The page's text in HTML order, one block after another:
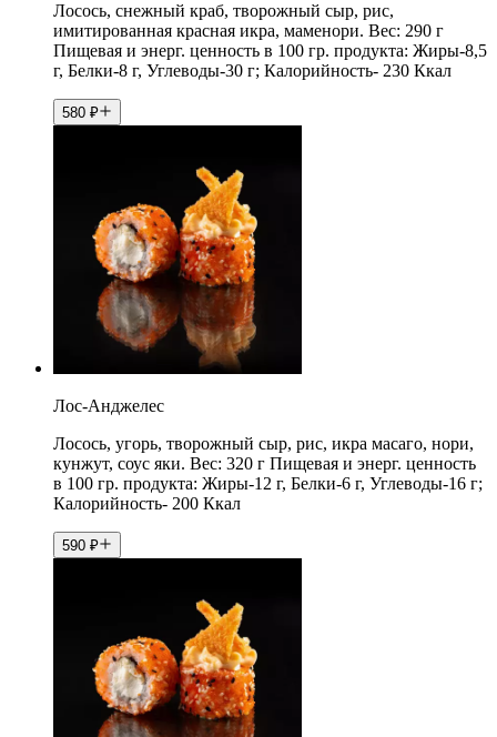
Лосось, снежный краб, творожный сыр, рис,
имитированная красная икра, маменори. Вес: 290 г
Пищевая и энерг. ценность в 100 гр. продукта: Жиры-8,5
г, Белки-8 г, Углеводы-30 г; Калорийность- 230 Ккал
580 ₽
Лос-Анджелес
Лосось, угорь, творожный сыр, рис, икра масаго, нори,
кунжут, соус яки. Вес: 320 г Пищевая и энерг. ценность
в 100 гр. продукта: Жиры-12 г, Белки-6 г, Углеводы-16 г;
Калорийность- 200 Ккал
590 ₽